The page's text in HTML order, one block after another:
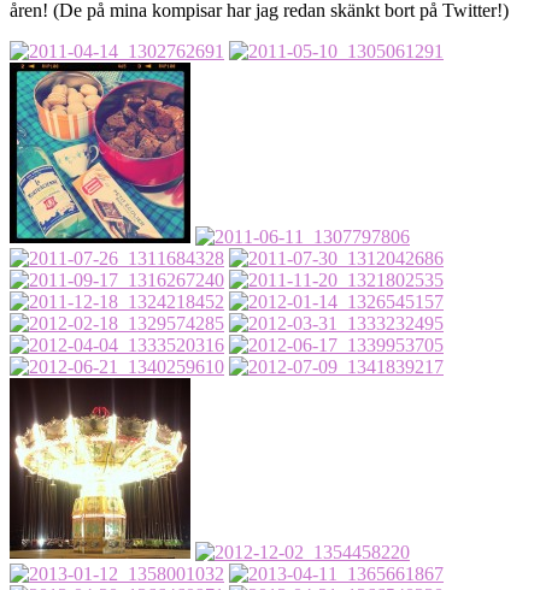
åren! (De på mina kompisar har jag redan skänkt bort på Twitter!)